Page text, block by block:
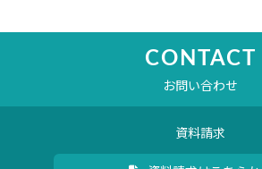
CONTACT
お問い合わせ
資料請求